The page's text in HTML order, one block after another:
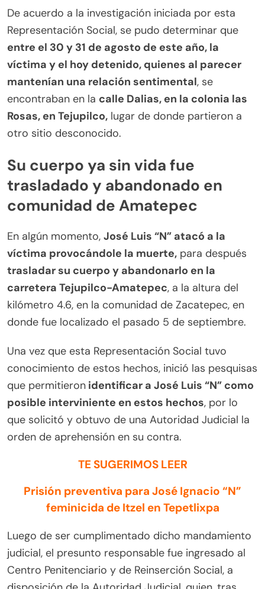
De acuerdo a la investigación iniciada por esta
Representación Social, se pudo determinar que
entre el 30 y 31 de agosto de este año, la
víctima y el hoy detenido, quienes al parecer
mantenían una relación sentimental, se
encontraban en la calle Dalias, en la colonia las
Rosas, en Tejupilco, lugar de donde partieron a
otro sitio desconocido.
Su cuerpo ya sin vida fue
trasladado y abandonado en
comunidad de Amatepec
En algún momento, José Luis “N” atacó a la
víctima provocándole la muerte, para después
trasladar su cuerpo y abandonarlo en la
carretera Tejupilco-Amatepec, a la altura del
kilómetro 4.6, en la comunidad de Zacatepec, en
donde fue localizado el pasado 5 de septiembre.
Una vez que esta Representación Social tuvo
conocimiento de estos hechos, inició las pesquisas
que permitieron identificar a José Luis “N” como
posible interviniente en estos hechos, por lo
que solicitó y obtuvo de una Autoridad Judicial la
orden de aprehensión en su contra.
TE SUGERIMOS LEER
Prisión preventiva para José Ignacio “N”
feminicida de Itzel en Tepetlixpa
Luego de ser cumplimentado dicho mandamiento
judicial, el presunto responsable fue ingresado al
Centro Penitenciario y de Reinserción Social, a